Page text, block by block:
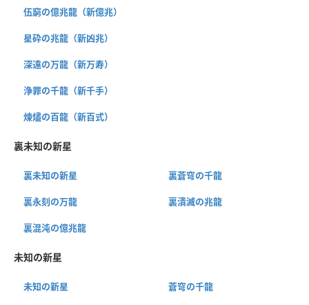
伍窮の億兆龍（新億兆）
星砕の兆龍（新凶兆）
深遠の万龍（新万寿）
浄罪の千龍（新千手）
煉燼の百龍（新百式）
裏未知の新星
裏未知の新星 裏蒼穹の千龍
裏永刻の万龍 裏潰滅の兆龍
裏混沌の億兆龍
未知の新星
未知の新星 蒼穹の千龍